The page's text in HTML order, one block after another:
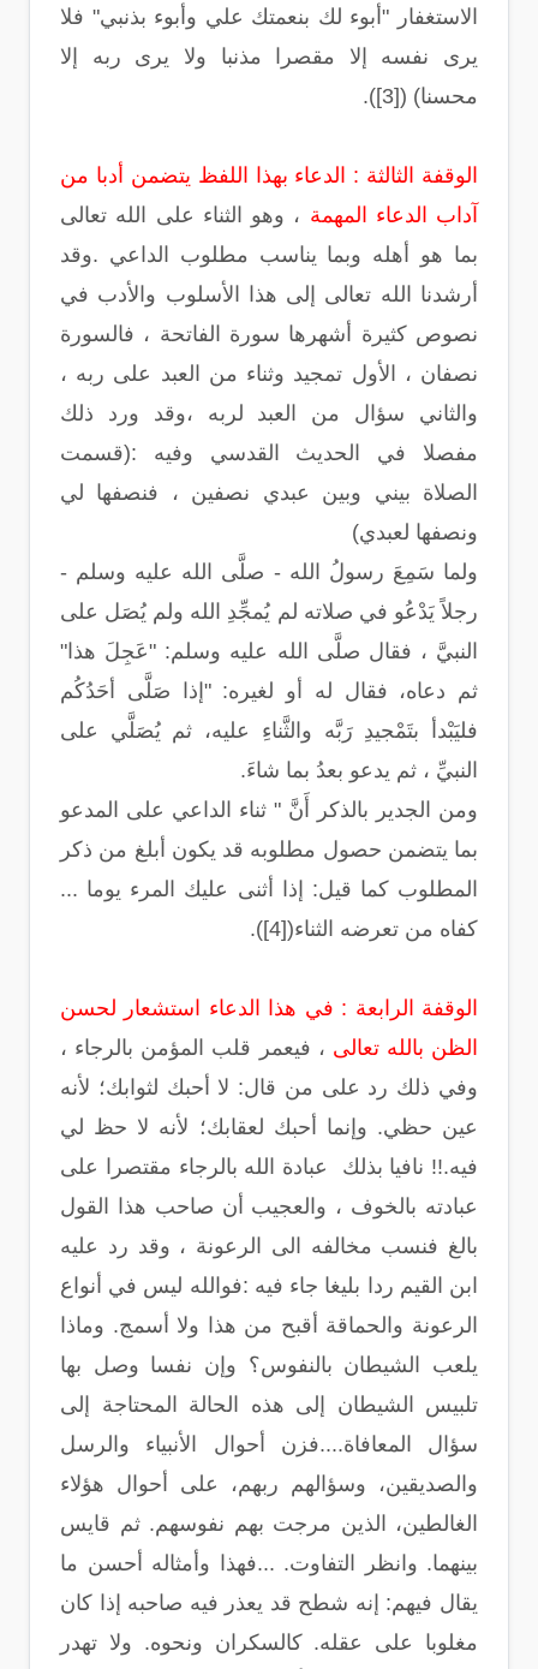
الاستغفار "أبوء لك بنعمتك علي وأبوء بذنبي" فلا
يرى نفسه إلا مقصرا مذنبا ولا يرى ربه إلا
محسنا) ([3]).
الوقفة الثالثة : الدعاء بهذا اللفظ يتضمن أدبا من
آداب الدعاء المهمة ، وهو الثناء على الله تعالى
بما هو أهله وبما يناسب مطلوب الداعي .وقد
أرشدنا الله تعالى إلى هذا الأسلوب والأدب في
نصوص كثيرة أشهرها سورة الفاتحة ، فالسورة
نصفان ، الأول تمجيد وثناء من العبد على ربه ،
والثاني سؤال من العبد لربه ،وقد ورد ذلك
مفصلا في الحديث القدسي وفيه :(قسمت
الصلاة بيني وبين عبدي نصفين ، فنصفها لي
ونصفها لعبدي)
ولما سَمِعَ رسولُ الله - صلَّى الله عليه وسلم -
رجلاً يَدْعُو في صلاته لم يُمجِّدِ الله ولم يُصَل على
النبيَّ ، فقال صلَّى الله عليه وسلم: "عَجِلَ هذا"
ثم دعاه، فقال له أو لغيره: "إذا صَلَّى أحَدُكُم
فليَبْدأ بتَمْجيدِ رَبَّه والثَّناءِ عليه، ثم يُصَلَّي على
النبيِّ ، ثم يدعو بعدُ بما شاءَ.
ومن الجدير بالذكر أَنَّ " ثناء الداعي على المدعو
بما يتضمن حصول مطلوبه قد يكون أبلغ من ذكر
المطلوب كما قيل: إذا أثنى عليك المرء يوما ...
كفاه من تعرضه الثناء([4]).
الوقفة الرابعة : في هذا الدعاء استشعار لحسن
الظن بالله تعالى ، فيعمر قلب المؤمن بالرجاء ،
وفي ذلك رد على من قال: لا أحبك لثوابك؛ لأنه
عين حظي. وإنما أحبك لعقابك؛ لأنه لا حظ لي
فيه.!! نافيا بذلك عبادة الله بالرجاء مقتصرا على
عبادته بالخوف ، والعجيب أن صاحب هذا القول
بالغ فنسب مخالفه الى الرعونة ، وقد رد عليه
ابن القيم ردا بليغا جاء فيه :فوالله ليس في أنواع
الرعونة والحماقة أقبح من هذا ولا أسمج. وماذا
يلعب الشيطان بالنفوس؟ وإن نفسا وصل بها
تلبيس الشيطان إلى هذه الحالة المحتاجة إلى
سؤال المعافاة....فزن أحوال الأنبياء والرسل
والصديقين، وسؤالهم ربهم، على أحوال هؤلاء
الغالطين، الذين مرجت بهم نفوسهم. ثم قايس
بينهما. وانظر التفاوت. ...فهذا وأمثاله أحسن ما
يقال فيهم: إنه شطح قد يعذر فيه صاحبه إذا كان
مغلوبا على عقله. كالسكران ونحوه. ولا تهدر